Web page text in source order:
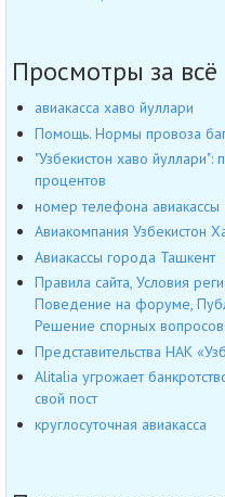
Просмотры за всё
авиакасса хаво йуллари
Помощь. Нормы провоза
"Узбекистон хаво
процентов
номер телефона авиакассы
Авиакомпания Узбекистон
Авиакассы города Ташкент
Правила сайта, Условия
Поведение на форуме,
Решение спорных вопросов
Представительства НАК
Alitalia угрожает
свой пост
круглосуточная авиакасса